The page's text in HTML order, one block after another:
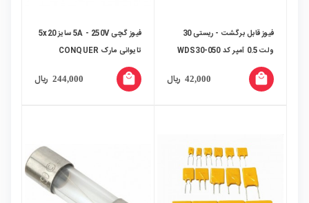
فیوز قابل برگشت - ریستی 30
ولت 0.5 آمپر کد WDS30-050
42,000 ریال local_mall
فیوز گچی 5A - 250V سایز 5x20
تایوانی مارک CONQUER
244,000 ریال local_mall